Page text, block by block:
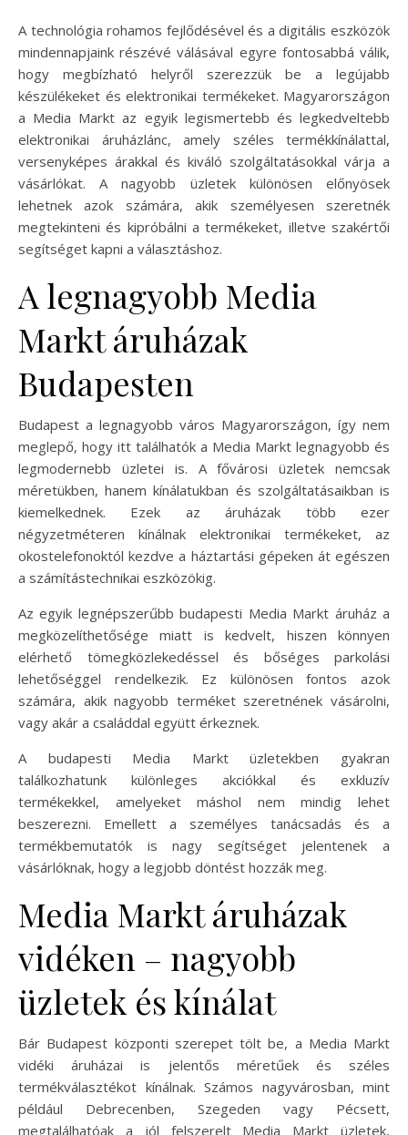
A technológia rohamos fejlődésével és a digitális eszközök
mindennapjaink részévé válásával egyre fontosabbá válik,
hogy megbízható helyről szerezzük be a legújabb
készülékeket és elektronikai termékeket. Magyarországon
a Media Markt az egyik legismertebb és legkedveltebb
elektronikai áruházlánc, amely széles termékkínálattal,
versenyképes árakkal és kiváló szolgáltatásokkal várja a
vásárlókat. A nagyobb üzletek különösen előnyösek
lehetnek azok számára, akik személyesen szeretnék
megtekinteni és kipróbálni a termékeket, illetve szakértői
segítséget kapni a választáshoz.
A legnagyobb Media
Markt áruházak
Budapesten
Budapest a legnagyobb város Magyarországon, így nem
meglepő, hogy itt találhatók a Media Markt legnagyobb és
legmodernebb üzletei is. A fővárosi üzletek nemcsak
méretükben, hanem kínálatukban és szolgáltatásaikban is
kiemelkednek. Ezek az áruházak több ezer
négyzetméteren kínálnak elektronikai termékeket, az
okostelefonoktól kezdve a háztartási gépeken át egészen
a számítástechnikai eszközökig.
Az egyik legnépszerűbb budapesti Media Markt áruház a
megközelíthetősége miatt is kedvelt, hiszen könnyen
elérhető tömegközlekedéssel és bőséges parkolási
lehetőséggel rendelkezik. Ez különösen fontos azok
számára, akik nagyobb terméket szeretnének vásárolni,
vagy akár a családdal együtt érkeznek.
A budapesti Media Markt üzletekben gyakran
találkozhatunk különleges akciókkal és exkluzív
termékekkel, amelyeket máshol nem mindig lehet
beszerezni. Emellett a személyes tanácsadás és a
termékbemutatók is nagy segítséget jelentenek a
vásárlóknak, hogy a legjobb döntést hozzák meg.
Media Markt áruházak
vidéken – nagyobb
üzletek és kínálat
Bár Budapest központi szerepet tölt be, a Media Markt
vidéki áruházai is jelentős méretűek és széles
termékválasztékot kínálnak. Számos nagyvárosban, mint
például Debrecenben, Szegeden vagy Pécsett,
megtalálhatóak a jól felszerelt Media Markt üzletek,